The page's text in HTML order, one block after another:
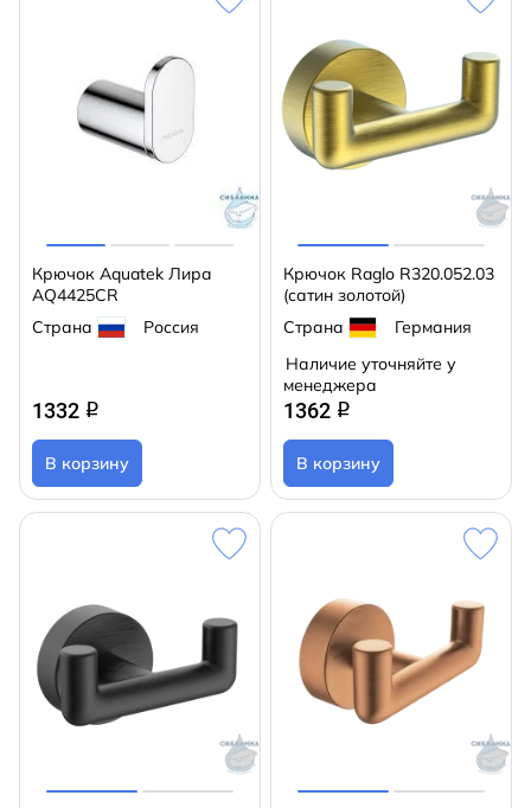
Крючок Aquatek Лира
AQ4425CR
Страна
Россия
1332 q
В корзину
Крючок Raglo R320.052.03
(сатин золотой)
Страна
Германия
Наличие уточняйте у
менеджера
1362 q
В корзину